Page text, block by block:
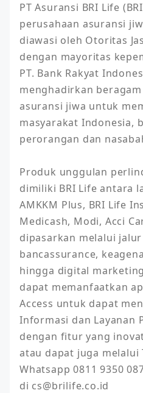
PT Asuransi BRI Life
perusahaan asuransi
diawasi oleh Otoritas
dengan mayoritas
PT. Bank Rakyat
menghadirkan
asuransi jiwa untuk
masyarakat Indonesia,
perorangan dan
Produk unggulan
dimiliki BRI Life antara
AMKKM Plus, BRI Life
Medicash, Modi, Acci
dipasarkan melalui
bancassurance,
hingga digital
dapat memanfaatkan
Access untuk dapat
Informasi dan Layanan
dengan fitur yang
atau dapat juga melalui
Whatsapp 0811 9350
di cs@brilife.co.id